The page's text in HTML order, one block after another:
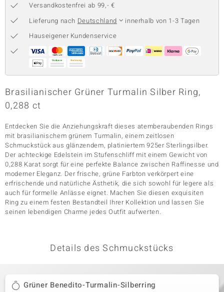
Classics
Versandkostenfrei ab 99,- €
Lieferung nach Deutschland
innerhalb von 1-3 Tagen
Hauseigener Kundenservice
Brasilianischer Grüner Turmalin Silber Ring,
0,288 ct
Entdecken Sie die Anziehungskraft dieses atemberaubenden Rings
mit brasilianischem grünem Turmalin, einem zeitlosen
Schmuckstück aus glänzendem, platiniertem 925er Sterlingsilber.
Der achteckige Edelstein im Stufenschliff mit einem Gewicht von
0,288 Karat sorgt für eine perfekte Balance zwischen Raffinesse und
moderner Eleganz. Der frische, grüne Farbton verkörpert eine
erfrischende und natürliche Ästhetik, die sich sowohl für legere als
auch für formelle Anlässe eignet. Machen Sie diesen exquisiten
Ring zu einem festen Bestandteil Ihrer Kollektion und lassen Sie
seinen lebendigen Charme jedes Outfit aufwerten.
Details des Schmuckstücks
Grüner Benedito-Turmalin-Silberring